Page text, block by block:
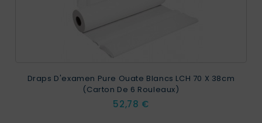
Draps D'examen Pure Ouate Blancs LCH 70 X 38cm
(carton De 6 Rouleaux)
Prix
52,78 €